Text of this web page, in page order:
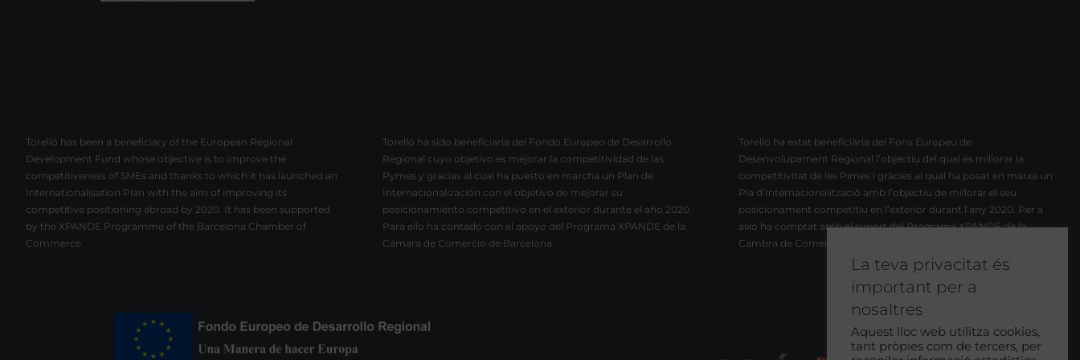
Torelló has been a beneficiary of the European Regional
Development Fund whose objective is to improve the
competitiveness of SMEs and thanks to which it has launched an
Internationalisation Plan with the aim of improving its
competitive positioning abroad by 2020. It has been supported
by the XPANDE Programme of the Barcelona Chamber of
Commerce.
Torelló ha sido beneficiaria del Fondo Europeo de Desarrollo
Regional cuyo objetivo es mejorar la competitividad de las
Pymes y gracias al cual ha puesto en marcha un Plan de
Internacionalización con el objetivo de mejorar su
posicionamiento competitivo en el exterior durante el año 2020.
Para ello ha contado con el apoyo del Programa XPANDE de la
Cámara de Comercio de Barcelona.
Torelló ha estat beneficiària del Fons Europeu de
Desenvolupament Regional l’objectiu del qual és millorar la
competitivitat de les Pimes i gràcies al qual ha posat en marxa un
Pla d’Internacionalització amb l’objectiu de millorar el seu
posicionament competitiu en l’exterior durant l’any 2020. Per a
això ha comptat amb el suport del Programa XPANDE de la
Cambra de Comerç de Barcelona.
La teva privacitat és
important per a
nosaltres
Aquest lloc web utilitza cookies,
tant pròpies com de tercers, per